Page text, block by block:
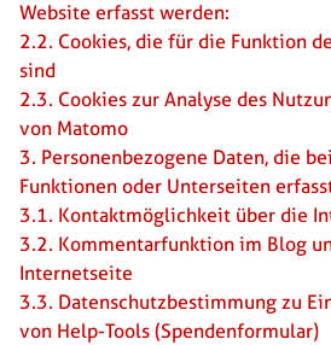
Website erfasst werden:
2.2. Cookies, die für die Funktion
sind
2.3. Cookies zur Analyse des
von Matomo
3. Personenbezogene Daten, die
Funktionen oder Unterseiten
3.1. Kontaktmöglichkeit über die
3.2. Kommentarfunktion im Blog
Internetseite
3.3. Datenschutzbestimmung zu
von Help-Tools (Spendenformular)